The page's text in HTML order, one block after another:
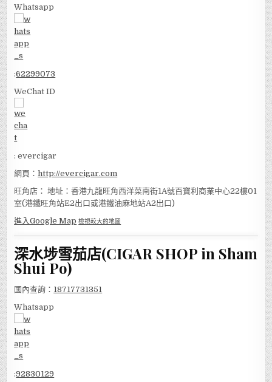
Whatsapp
:62299073
WeChat ID
: evercigar
網頁：http://evercigar.com
旺角店： 地址：香港九龍旺角西洋菜南街1A號百寶利商業中心22樓01
室(港鐵旺角站E2出口或港鐵油麻地站A2出口)
進入Google Map 檢視較大的地圖
深水埗雪茄店(CIGAR SHOP in Sham
Shui Po)
國內查詢： 18717731351
Whatsapp
:92830129